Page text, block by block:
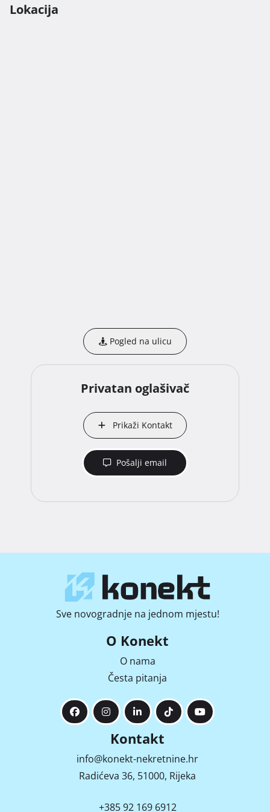
Lokacija
Pogled na ulicu
Privatan oglašivač
Prikaži Kontakt
Pošalji email
Sve novogradnje na jednom mjestu!
O Konekt
O nama
Česta pitanja
Kontakt
info@konekt-nekretnine.hr
Radićeva 36, 51000, Rijeka
+385 92 169 6912